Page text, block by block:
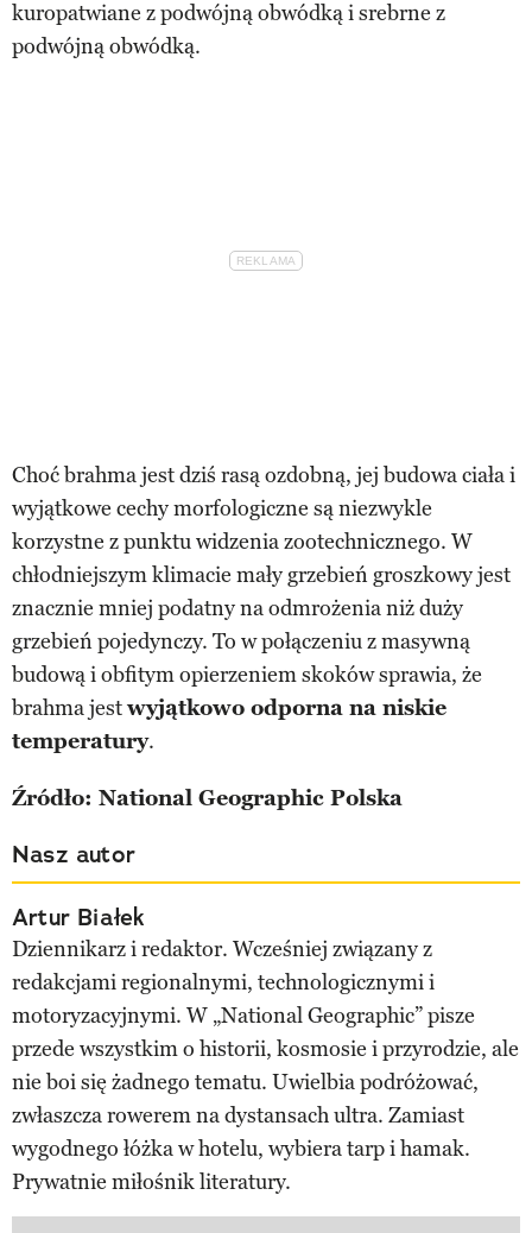
kuropatwiane z podwójną obwódką i srebrne z
podwójną obwódką.
Choć brahma jest dziś rasą ozdobną, jej budowa ciała i
wyjątkowe cechy morfologiczne są niezwykle
korzystne z punktu widzenia zootechnicznego. W
chłodniejszym klimacie mały grzebień groszkowy jest
znacznie mniej podatny na odmrożenia niż duży
grzebień pojedynczy. To w połączeniu z masywną
budową i obfitym opierzeniem skoków sprawia, że
brahma jestwyjątkowo odporna na niskie
temperatury.
Źródło: National Geographic Polska
Nasz autor
Artur Białek
Dziennikarz i redaktor. Wcześniej związany z
redakcjami regionalnymi, technologicznymi i
motoryzacyjnymi. W „National Geographic” pisze
przede wszystkim o historii, kosmosie i przyrodzie, ale
nie boi się żadnego tematu. Uwielbia podróżować,
zwłaszcza rowerem na dystansach ultra. Zamiast
wygodnego łóżka w hotelu, wybiera tarp i hamak.
Prywatnie miłośnik literatury.